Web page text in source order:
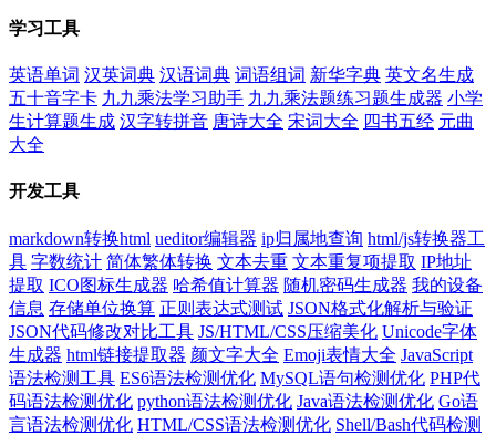
学习工具
英语单词 汉英词典 汉语词典 词语组词 新华字典 英文名生成
五十音字卡 九九乘法学习助手 九九乘法题练习题生成器 小学
生计算题生成 汉字转拼音 唐诗大全 宋词大全 四书五经 元曲
大全
开发工具
markdown转换html ueditor编辑器 ip归属地查询 html/js转换器工
具 字数统计 简体繁体转换 文本去重 文本重复项提取 IP地址
提取 ICO图标生成器 哈希值计算器 随机密码生成器 我的设备
信息 存储单位换算 正则表达式测试 JSON格式化解析与验证
JSON代码修改对比工具 JS/HTML/CSS压缩美化 Unicode字体
生成器 html链接提取器 颜文字大全 Emoji表情大全 JavaScript
语法检测工具 ES6语法检测优化 MySQL语句检测优化 PHP代
码语法检测优化 python语法检测优化 Java语法检测优化 Go语
言语法检测优化 HTML/CSS语法检测优化 Shell/Bash代码检测